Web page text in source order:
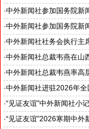
推动科技创新和产业创新
·中外新闻社参加国务院新
见证科技创新和产业创新
·中外新闻社参加国务院新
北京人形机器人创新中心
·中外新闻社社务会执行主
证仪式在香港举行
·中外新闻社总裁韦燕在山
·中外新闻社总裁韦燕率高
对哈梅内伊最高领袖遇难
·中外新闻社进驻2026年
·“见证友谊”中外新闻社小
下：“希望斯中两国青少年
·“见证友谊”2026寒期中外